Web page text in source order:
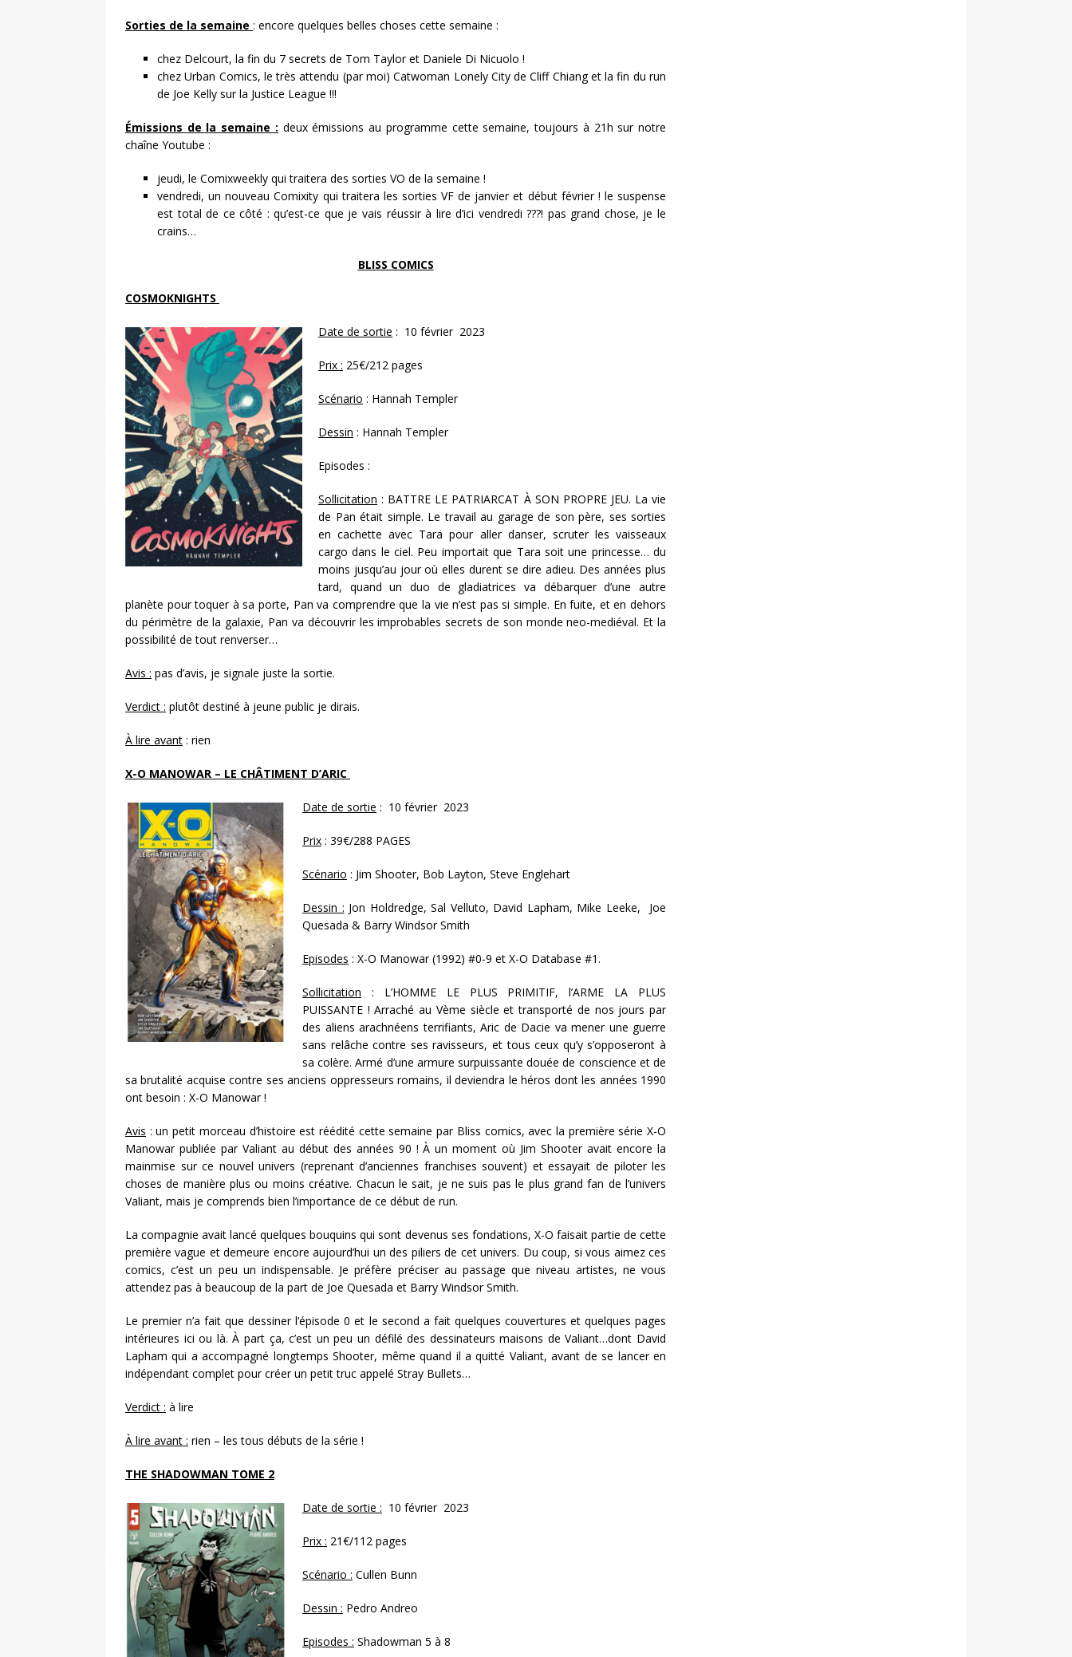
Sorties de la semaine : encore quelques belles choses cette semaine :
chez Delcourt, la fin du 7 secrets de Tom Taylor et Daniele Di Nicuolo !
chez Urban Comics, le très attendu (par moi) Catwoman Lonely City de Cliff Chiang et la fin du run
de Joe Kelly sur la Justice League !!!
Émissions de la semaine : deux émissions au programme cette semaine, toujours à 21h sur notre
chaîne Youtube :
jeudi, le Comixweekly qui traitera des sorties VO de la semaine !
vendredi, un nouveau Comixity qui traitera les sorties VF de janvier et début février ! le suspense
est total de ce côté : qu’est-ce que je vais réussir à lire d’ici vendredi ???! pas grand chose, je le
crains…
BLISS COMICS
COSMOKNIGHTS
Date de sortie : 10 février 2023
Prix : 25€/212 pages
Scénario : Hannah Templer
Dessin : Hannah Templer
Episodes :
Sollicitation : BATTRE LE PATRIARCAT À SON PROPRE JEU. La vie
de Pan était simple. Le travail au garage de son père, ses sorties
en cachette avec Tara pour aller danser, scruter les vaisseaux
cargo dans le ciel. Peu importait que Tara soit une princesse… du
moins jusqu’au jour où elles durent se dire adieu. Des années plus
tard, quand un duo de gladiatrices va débarquer d’une autre
planète pour toquer à sa porte, Pan va comprendre que la vie n’est pas si simple. En fuite, et en dehors
du périmètre de la galaxie, Pan va découvrir les improbables secrets de son monde neo-mediéval. Et la
possibilité de tout renverser…
Avis : pas d’avis, je signale juste la sortie.
Verdict : plutôt destiné à jeune public je dirais.
À lire avant : rien
X-O MANOWAR – LE CHÂTIMENT D’ARIC
Date de sortie : 10 février 2023
Prix : 39€/288 PAGES
Scénario : Jim Shooter, Bob Layton, Steve Englehart
Dessin : Jon Holdredge, Sal Velluto, David Lapham, Mike Leeke, Joe
Quesada & Barry Windsor Smith
Episodes : X-O Manowar (1992) #0-9 et X-O Database #1.
Sollicitation : L’HOMME LE PLUS PRIMITIF, l’ARME LA PLUS
PUISSANTE ! Arraché au Vème siècle et transporté de nos jours par
des aliens arachnéens terrifiants, Aric de Dacie va mener une guerre
sans relâche contre ses ravisseurs, et tous ceux qu’y s’opposeront à
sa colère. Armé d’une armure surpuissante douée de conscience et de
sa brutalité acquise contre ses anciens oppresseurs romains, il deviendra le héros dont les années 1990
ont besoin : X-O Manowar !
Avis : un petit morceau d’histoire est réédité cette semaine par Bliss comics, avec la première série X-O
Manowar publiée par Valiant au début des années 90 ! À un moment où Jim Shooter avait encore la
mainmise sur ce nouvel univers (reprenant d’anciennes franchises souvent) et essayait de piloter les
choses de manière plus ou moins créative. Chacun le sait, je ne suis pas le plus grand fan de l’univers
Valiant, mais je comprends bien l’importance de ce début de run.
La compagnie avait lancé quelques bouquins qui sont devenus ses fondations, X-O faisait partie de cette
première vague et demeure encore aujourd’hui un des piliers de cet univers. Du coup, si vous aimez ces
comics, c’est un peu un indispensable. Je préfère préciser au passage que niveau artistes, ne vous
attendez pas à beaucoup de la part de Joe Quesada et Barry Windsor Smith.
Le premier n’a fait que dessiner l’épisode 0 et le second a fait quelques couvertures et quelques pages
intérieures ici ou là. À part ça, c’est un peu un défilé des dessinateurs maisons de Valiant…dont David
Lapham qui a accompagné longtemps Shooter, même quand il a quitté Valiant, avant de se lancer en
indépendant complet pour créer un petit truc appelé Stray Bullets…
Verdict : à lire
À lire avant : rien – les tous débuts de la série !
THE SHADOWMAN TOME 2
Date de sortie : 10 février 2023
Prix : 21€/112 pages
Scénario : Cullen Bunn
Dessin : Pedro Andreo
Episodes : Shadowman 5 à 8